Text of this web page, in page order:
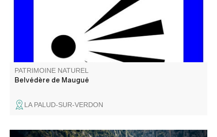
PATRIMOINE NATUREL
Belvédère de Maugué
LA PALUD-SUR-VERDON